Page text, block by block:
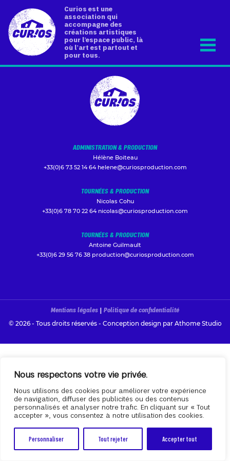
Nous respectons votre vie privée.
Nous utilisons des cookies pour améliorer votre expérience
de navigation, diffuser des publicités ou des contenus
personnalisés et analyser notre trafic. En cliquant sur « Tout
accepter », vous consentez à notre utilisation des cookies.
Personnaliser Tout rejeter Accepter tout
Curios est une
association qui
accompagne des
créations artistiques
pour l’espace public, là
où l’art est partout et
pour tous.
ADMINISTRATION & PRODUCTION
Hélène Boiteau
+33(0)6 73 52 14 64 helene@curiosproduction.com
TOURNÉES & PRODUCTION
Nicolas Cohu
+33(0)6 78 70 22 64 nicolas@curiosproduction.com
TOURNÉES & PRODUCTION
Antoine Guilmault
+33(0)6 29 56 76 38 production@curiosproduction.com
Mentions légales | Politique de confidentialité
© 2026 - Tous droits réservés - Conception design par Athome Studio